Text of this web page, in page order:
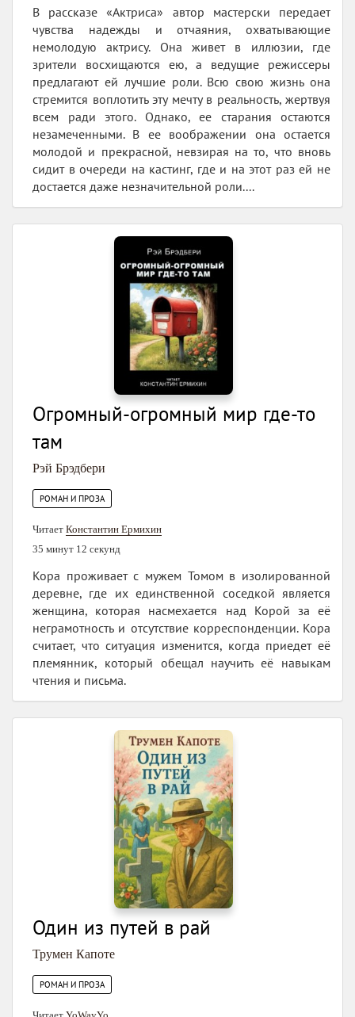
В рассказе «Актриса» автор мастерски передает
чувства надежды и отчаяния, охватывающие
немолодую актрису. Она живет в иллюзии, где
зрители восхищаются ею, а ведущие режиссеры
предлагают ей лучшие роли. Всю свою жизнь она
стремится воплотить эту мечту в реальность, жертвуя
всем ради этого. Однако, ее старания остаются
незамеченными. В ее воображении она остается
молодой и прекрасной, невзирая на то, что вновь
сидит в очереди на кастинг, где и на этот раз ей не
достается даже незначительной роли....
Огромный-огромный мир где-то
там
Рэй Брэдбери
РОМАН И ПРОЗА
Читает Константин Ермихин
35 минут 12 секунд
Кора проживает с мужем Томом в изолированной
деревне, где их единственной соседкой является
женщина, которая насмехается над Корой за её
неграмотность и отсутствие корреспонденции. Кора
считает, что ситуация изменится, когда приедет её
племянник, который обещал научить её навыкам
чтения и письма.
Один из путей в рай
Трумен Капоте
РОМАН И ПРОЗА